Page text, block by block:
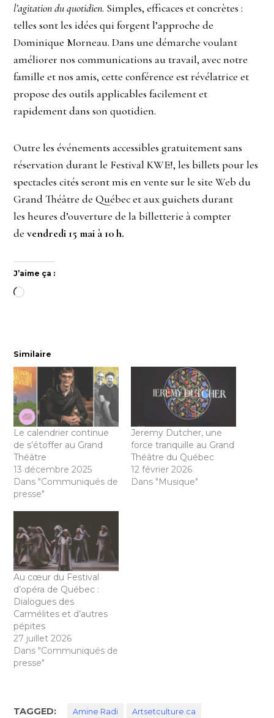
l’agitation du quotidien. Simples, efficaces et concrètes :
telles sont les idées qui forgent l’approche de
Dominique Morneau. Dans une démarche voulant
améliorer nos communications au travail, avec notre
famille et nos amis, cette conférence est révélatrice et
propose des outils applicables facilement et
rapidement dans son quotidien.
Outre les événements accessibles gratuitement sans
réservation durant le Festival KWE!, les billets pour les
spectacles cités seront mis en vente sur le site Web du
Grand Théâtre de Québec et aux guichets durant
les heures d’ouverture de la billetterie à compter
devendredi 15 mai à 10 h.
J’aime ça :
Chargement…
Similaire
Le calendrier continue
de s’étoffer au Grand
Théâtre
13 décembre 2025
Dans "Communiqués de
presse"
Jeremy Dutcher, une
force tranquille au Grand
Théâtre du Québec
12 février 2026
Dans "Musique"
Au cœur du Festival
d’opéra de Québec :
Dialogues des
Carmélites et d’autres
pépites
27 juillet 2026
Dans "Communiqués de
presse"
TAGGED: Amine Radi Artsetculture.ca